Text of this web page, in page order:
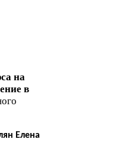
на
в
Елена